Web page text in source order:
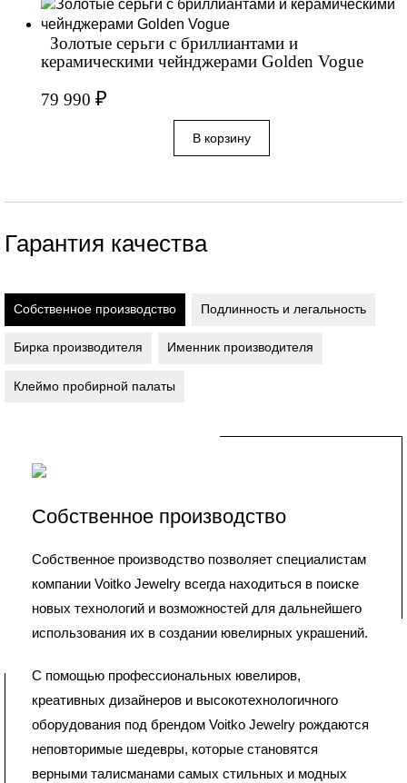
Золотые серьги с бриллиантами и
керамическими чейнджерами Golden Vogue
79 990 ₽
Гарантия качества
Собственное производство Подлинность и легальность
Бирка производителя Именник производителя
Клеймо пробирной палаты
Собственное производство
Собственное производство позволяет специалистам
компании Voitko Jewelry всегда находиться в поиске
новых технологий и возможностей для дальнейшего
использования их в создании ювелирных украшений.
С помощью профессиональных ювелиров,
креативных дизайнеров и высокотехнологичного
оборудования под брендом Voitko Jewelry рождаются
неповторимые шедевры, которые становятся
верными талисманами самых стильных и модных